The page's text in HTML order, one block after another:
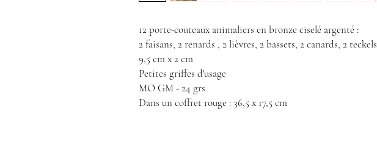
12 porte-couteaux animaliers en bronze ciselé argenté :
2 faisans, 2 renards , 2 lièvres, 2 bassets, 2 canards, 2 teckels
9,5 cm x 2 cm
Petites griffes d'usage
MO GM - 24 grs
Dans un coffret rouge : 36,5 x 17,5 cm